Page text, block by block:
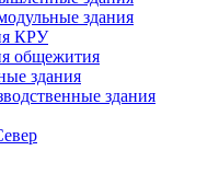
здания
КРУ
общежития
здания
здания